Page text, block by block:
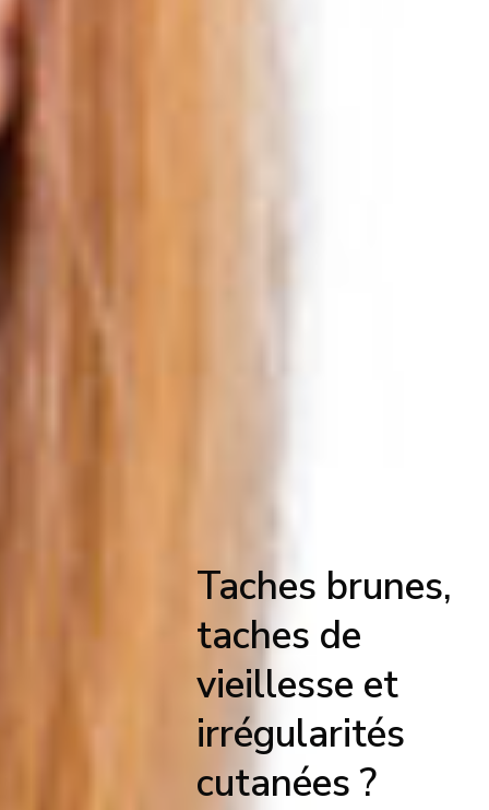
Taches brunes,
taches de
vieillesse et
irrégularités
cutanées ?